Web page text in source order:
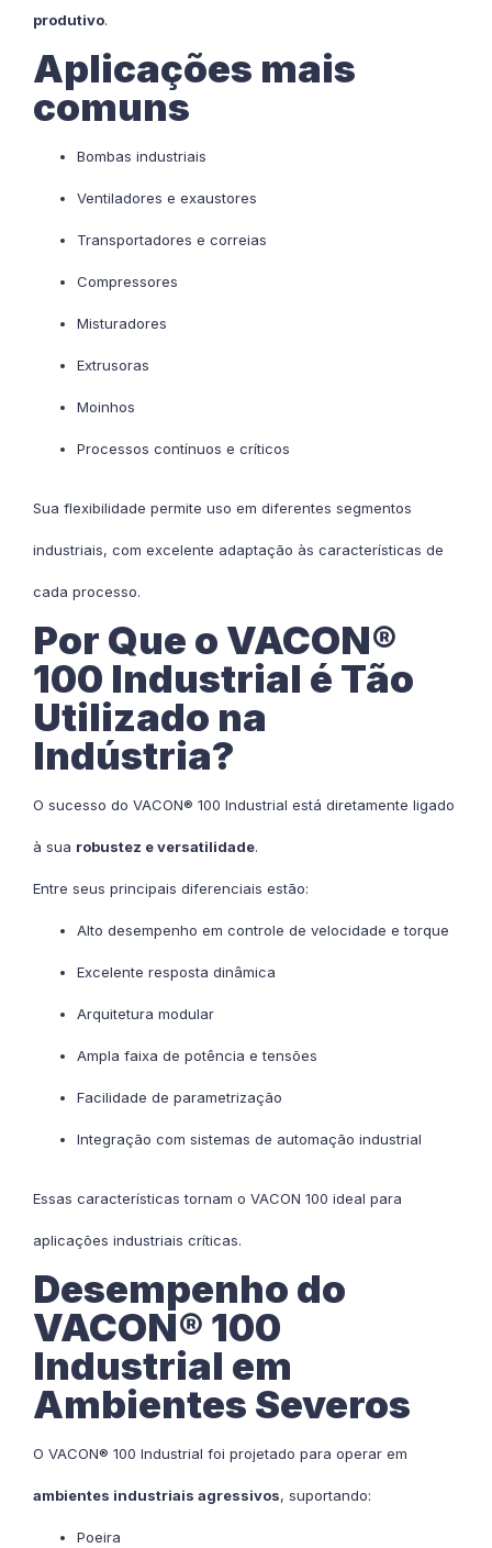
produtivo.
Aplicações mais
comuns
Bombas industriais
Ventiladores e exaustores
Transportadores e correias
Compressores
Misturadores
Extrusoras
Moinhos
Processos contínuos e críticos
Sua flexibilidade permite uso em diferentes segmentos
industriais, com excelente adaptação às características de
cada processo.
Por Que o VACON®
100 Industrial é Tão
Utilizado na
Indústria?
O sucesso do VACON® 100 Industrial está diretamente ligado
à sua robustez e versatilidade.
Entre seus principais diferenciais estão:
Alto desempenho em controle de velocidade e torque
Excelente resposta dinâmica
Arquitetura modular
Ampla faixa de potência e tensões
Facilidade de parametrização
Integração com sistemas de automação industrial
Essas características tornam o VACON 100 ideal para
aplicações industriais críticas.
Desempenho do
VACON® 100
Industrial em
Ambientes Severos
O VACON® 100 Industrial foi projetado para operar em
ambientes industriais agressivos, suportando:
Poeira